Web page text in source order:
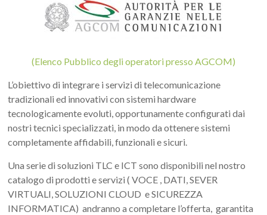
(Elenco Pubblico degli operatori presso AGCOM)
L’obiettivo di integrare i servizi di telecomunicazione
tradizionali ed innovativi con sistemi hardware
tecnologicamente evoluti, opportunamente configurati dai
nostri tecnici specializzati, in modo da ottenere sistemi
completamente affidabili, funzionali e sicuri.
Una serie di soluzioni TLC e ICT sono disponibili nel nostro
catalogo di prodotti e servizi ( VOCE , DATI, SEVER
VIRTUALI, SOLUZIONI CLOUD e SICUREZZA
INFORMATICA) andranno a completare l’offerta, garantita